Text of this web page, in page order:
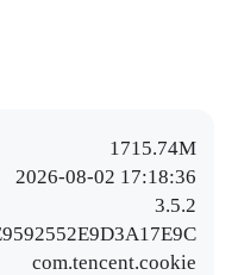
1715.74M
2026-08-02 17:18:36
3.5.2
com.tencent.cookie